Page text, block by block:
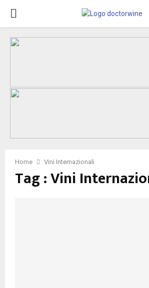
PRIMARY
MENU
Home Vini Internazionali
Tag : Vini